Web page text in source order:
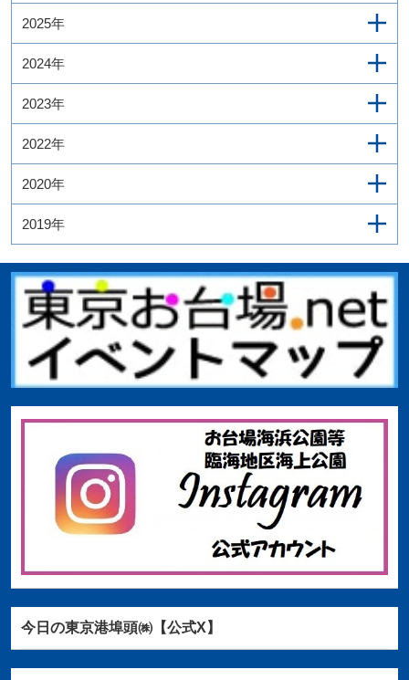
2025年
2024年
2023年
2022年
2020年
2019年
今日の東京港埠頭㈱【公式X】